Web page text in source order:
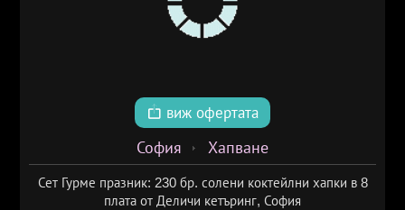
виж офертата
София Хапване
Сет Гурме празник: 230 бр. солени коктейлни хапки в 8
плата от Деличи кетъринг, София